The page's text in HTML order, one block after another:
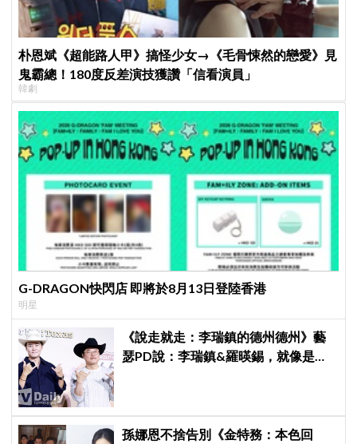
朴恩斌《超能路人甲》搞怪少女→《毛骨悚然的戀愛》見
鬼霸總！180度反差演技獲讚「信看演員」
韓劇
G-DRAGON快閃店 即將於8月13日登陸香港
明星
《說走就走：李瑞鎮的德州德州》藝
瑟PD說：李瑞鎮&羅暎錫，就像是浪
孫娜恩不捨告別《金特務：本色回